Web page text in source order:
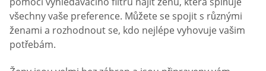
všechny vaše preference. Můžete se spojit s různými
ženami a rozhodnout se, kdo nejlépe vyhovuje vašim
potřebám.